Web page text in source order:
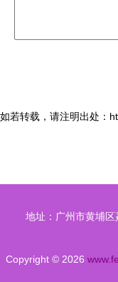
如若转载，请注明出处：
地址：广州市黄埔区
Copyright © 2026